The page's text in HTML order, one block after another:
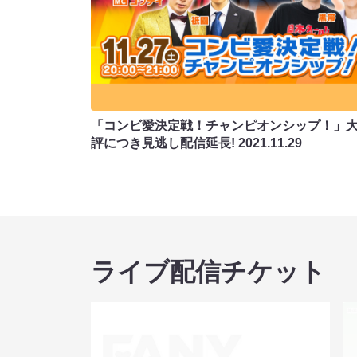
「コンビ愛決定戦！チャンピオンシップ！」
評につき見逃し配信延長! 2021.11.29
ライブ配信チケット